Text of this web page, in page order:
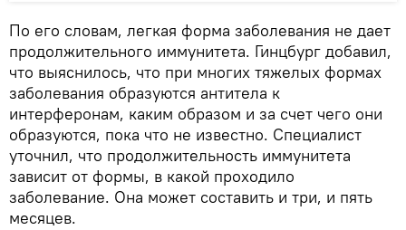
По его словам, легкая форма заболевания не дает
продолжительного иммунитета. Гинцбург добавил,
что выяснилось, что при многих тяжелых формах
заболевания образуются антитела к
интерферонам, каким образом и за счет чего они
образуются, пока что не известно. Специалист
уточнил, что продолжительность иммунитета
зависит от формы, в какой проходило
заболевание. Она может составить и три, и пять
месяцев.